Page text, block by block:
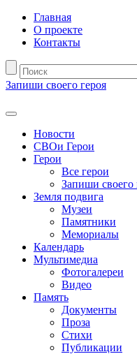
Главная
О проекте
Контакты
Запиши своего героя
Новости
СВОи Герои
Герои
Все герои
Запиши своего
Земля подвига
Музеи
Памятники
Мемориалы
Календарь
Мультимедиа
Фотогалереи
Видео
Память
Документы
Проза
Стихи
Публикации